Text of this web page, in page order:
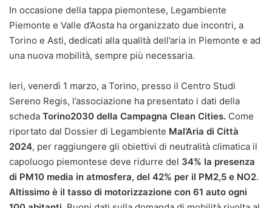
In occasione della tappa piemontese, Legambiente
Piemonte e Valle d’Aosta ha organizzato due incontri, a
Torino e Asti, dedicati alla qualità dell’aria in Piemonte e ad
una nuova mobilità, sempre più necessaria.
Ieri, venerdì 1 marzo, a Torino, presso il Centro Studi
Sereno Regis, l’associazione ha presentato i dati della
scheda Torino2030 della Campagna Clean Cities. Come
riportato dal Dossier di Legambiente Mal’Aria di Città
2024, per raggiungere gli obiettivi di neutralità climatica il
capoluogo piemontese deve ridurre del 34% la presenza
di PM10 media in atmosfera, del 42% per il PM2,5 e NO2.
Altissimo è il tasso di motorizzazione con 61 auto ogni